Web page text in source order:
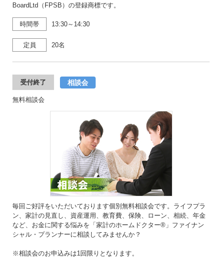
BoardLtd（FPSB）の登録商標です。
時間帯 13:30～14:30
定員 20名
受付終了 相談会
無料相談会
毎回ご好評をいただいております個別無料相談会です。ライフプラ
ン、家計の見直し、資産運用、教育費、保険、ローン、相続、年金
など、お金に関する悩みを「家計のホームドクター®」ファイナン
シャル・プランナーに相談してみませんか？
※相談会のお申込みは1回限りとなります。